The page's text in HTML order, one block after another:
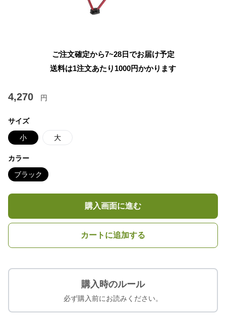
ご注文確定から7~28日でお届け予定
送料は1注文あたり 1000円かかります
4,270 円
サイズ
小 大
カラー
ブラック
購入画面に進む
カートに追加する
購入時のルール
必ず購入前にお読みください。